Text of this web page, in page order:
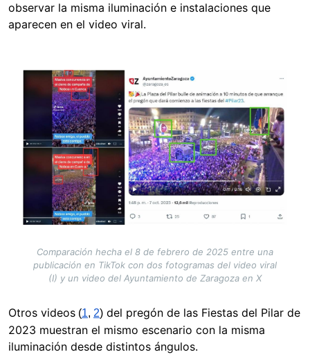
observar la misma iluminación e instalaciones que
aparecen en el video viral.
Image
Comparación hecha el 8 de febrero de 2025 entre una
publicación en TikTok con dos fotogramas del video viral
(I) y un video del Ayuntamiento de Zaragoza en X
Otros videos (1, 2) del pregón de las Fiestas del Pilar de
2023 muestran el mismo escenario con la misma
iluminación desde distintos ángulos.